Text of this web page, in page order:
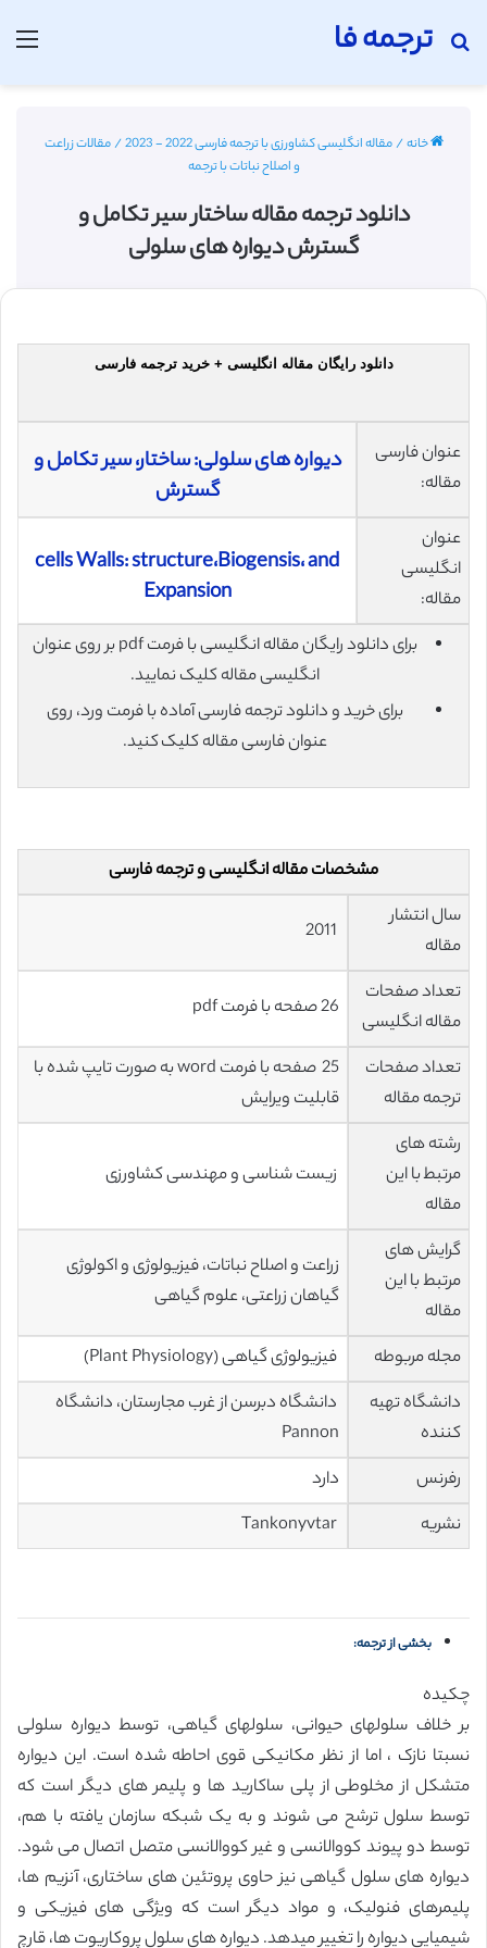
ترجمه فا
جستجو برای
خانه/مقاله انگلیسی کشاورزی با ترجمه فارسی 2022 - 2023 /مقالات زراعت
و اصلاح نباتات با ترجمه
دانلود ترجمه مقاله ساختار سیر تکامل و
گسترش دیواره های سلولی
دانلود رایگان مقاله انگلیسی + خرید ترجمه فارسی
عنوان فارسی
مقاله:
دیواره های سلولی: ساختار، سیر تکامل و
گسترش
عنوان
انگلیسی
مقاله:
cells Walls: structure،Biogensis، and
Expansion
برای دانلود رایگان مقاله انگلیسی با فرمت pdf بر روی عنوان
انگلیسی مقاله کلیک نمایید.
برای خرید و دانلود ترجمه فارسی آماده با فرمت ورد، روی
عنوان فارسی مقاله کلیک کنید.
مشخصات مقاله انگلیسی و ترجمه فارسی
سال انتشار
مقاله
تعداد صفحات
مقاله انگلیسی
26 صفحه با فرمت pdf
تعداد صفحات
ترجمه مقاله
25 صفحه با فرمت word به صورت تایپ شده با
قابلیت ویرایش
رشته های
مرتبط با این
مقاله
زیست شناسی و مهندسی کشاورزی
گرایش های
مرتبط با این
مقاله
زراعت و اصلاح نباتات، فیزیولوژی و اکولوژی
گیاهان زراعتی، علوم گیاهی
مجله مربوطه
فیزیولوژی گیاهی (Plant Physiology)
دانشگاه تهیه
کننده
دانشگاه دبرسن از غرب مجارستان، دانشگاه
Pannon
رفرنس
دارد
نشریه
بخشی از ترجمه:
چکیده
بر خلاف سلولهای حیوانی، سلولهای گیاهی، توسط دیواره سلولی
نسبتا نازک ، اما از نظر مکانیکی قوی احاطه شده است. این دیواره
متشکل از مخلوطی از پلی ساکارید ها و پلیمر های دیگر است که
توسط سلول ترشح می شوند و به یک شبکه سازمان یافته با هم،
توسط دو پیوند کووالانسی و غیر کووالانسی متصل اتصال می شود.
دیواره های سلول گیاهی نیز حاوی پروتئین های ساختاری، آنزیم ها،
پلیمرهای فنولیک، و مواد دیگر است که ویژگی های فیزیکی و
شیمیایی دیواره را تغییر میدهد. دیواره های سلول پروکاریوت ها، قارچ